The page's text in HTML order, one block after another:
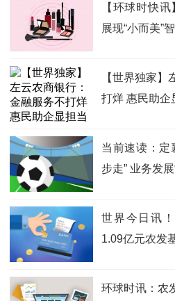
【环球时快
展现“小而美”
【世界独家
打烊 惠民助企
当前速读：定
步走” 业务发
世界今日讯
1.09亿元农发
环球时讯：农